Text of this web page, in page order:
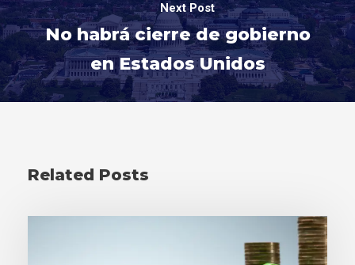
Next Post
No habrá cierre de gobierno
en Estados Unidos
Related Posts